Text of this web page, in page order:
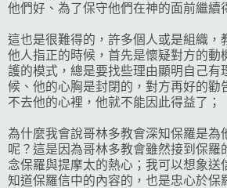
他們好、為了保守他們在神的面前繼續
這也是很難得的，許多個人或是組織，
他人指正的時候，首先是懷疑對方的動
護的模式，總是要找些理由顯明自己有
候、他的心胸是封閉的，對方再好的勸
不去他的心裡，他就不能因此得益了；
為什麼我會說哥林多教會深知保羅是為
呢？這是因為哥林多教會雖然接到保羅
念保羅與提摩太的熱心；我可以想象送
知道保羅信中的內容的，也是忠心於保